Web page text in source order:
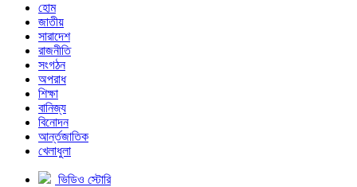
হোম
জাতীয়
সারাদেশ
রাজনীতি
সংগঠন
অপরাধ
শিক্ষা
বানিজ্য
বিনোদন
আর্ন্তজাতিক
খেলাধুলা
ভিডিও স্টোরি